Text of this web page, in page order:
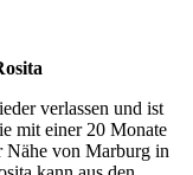
verlassen und ist
mit einer 20 Monate
Nähe von Marburg in